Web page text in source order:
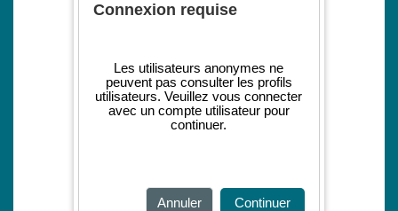
Connexion requise
Les utilisateurs anonymes ne
peuvent pas consulter les profils
utilisateurs. Veuillez vous connecter
avec un compte utilisateur pour
continuer.
Annuler Continuer